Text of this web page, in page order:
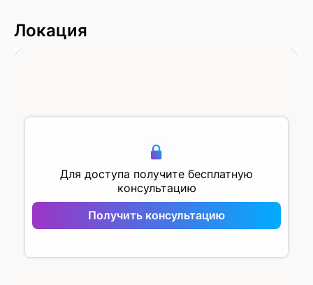
Локация
Для доступа получите бесплатную
консультацию
Получить консультацию
Marinada
Residence
500 м